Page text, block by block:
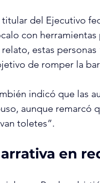
titular del Ejecutivo
con
relato, estas
de romper la
indicó que las
aunque remarcó
toletes”.
en